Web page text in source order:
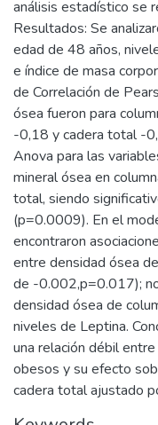
análisis estadístico se
Resultados: Se
edad de 48 años,
e índice de masa
de Correlación de
ósea fueron para
-0,18 y cadera total -
Anova para las
mineral ósea en
total, siendo
(p=0.0009). En el
encontraron
entre densidad ósea
de -0.002,p=0.017);
densidad ósea de
niveles de Leptina.
una relación débil
obesos y su efecto
cadera total ajustado